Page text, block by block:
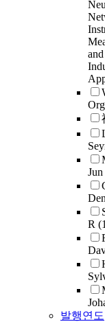
Jun
R
발행연도